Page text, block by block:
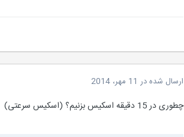
ارسال شده در 11 مهر، 2014
چطوری در 15 دقیقه اسکیس بزنیم؟ (اسکیس سرعتی)